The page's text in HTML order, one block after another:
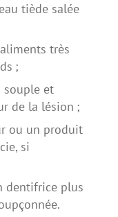
tiède salée
très
;
souple et
de la lésion ;
ou un produit
si
dentifrice plus